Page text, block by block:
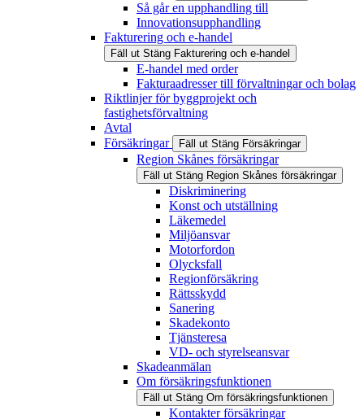
Så går en upphandling till
Innovationsupphandling
Fakturering och e-handel
Fäll ut Stäng Fakturering och e-handel
E-handel med order
Fakturaadresser till förvaltningar och bolag
Riktlinjer för byggprojekt och
fastighetsförvaltning
Avtal
Försäkringar
Fäll ut Stäng Försäkringar
Region Skånes försäkringar
Fäll ut Stäng Region Skånes försäkringar
Diskriminering
Konst och utställning
Läkemedel
Miljöansvar
Motorfordon
Olycksfall
Regionförsäkring
Rättsskydd
Sanering
Skadekonto
Tjänsteresa
VD- och styrelseansvar
Skadeanmälan
Om försäkringsfunktionen
Fäll ut Stäng Om försäkringsfunktionen
Kontakter försäkringar